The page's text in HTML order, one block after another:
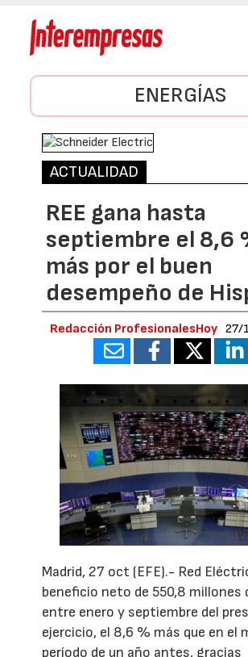
ENERGÍAS
ACTUALIDAD
REE gana hasta
septiembre el 8,6
más por el buen
desempeño de
Redacción ProfesionalesHoy 27/
Madrid, 27 oct (EFE).- Red
beneficio neto de 550,8 millones
entre enero y septiembre del
ejercicio, el 8,6 % más que en el
período de un año antes, gracias